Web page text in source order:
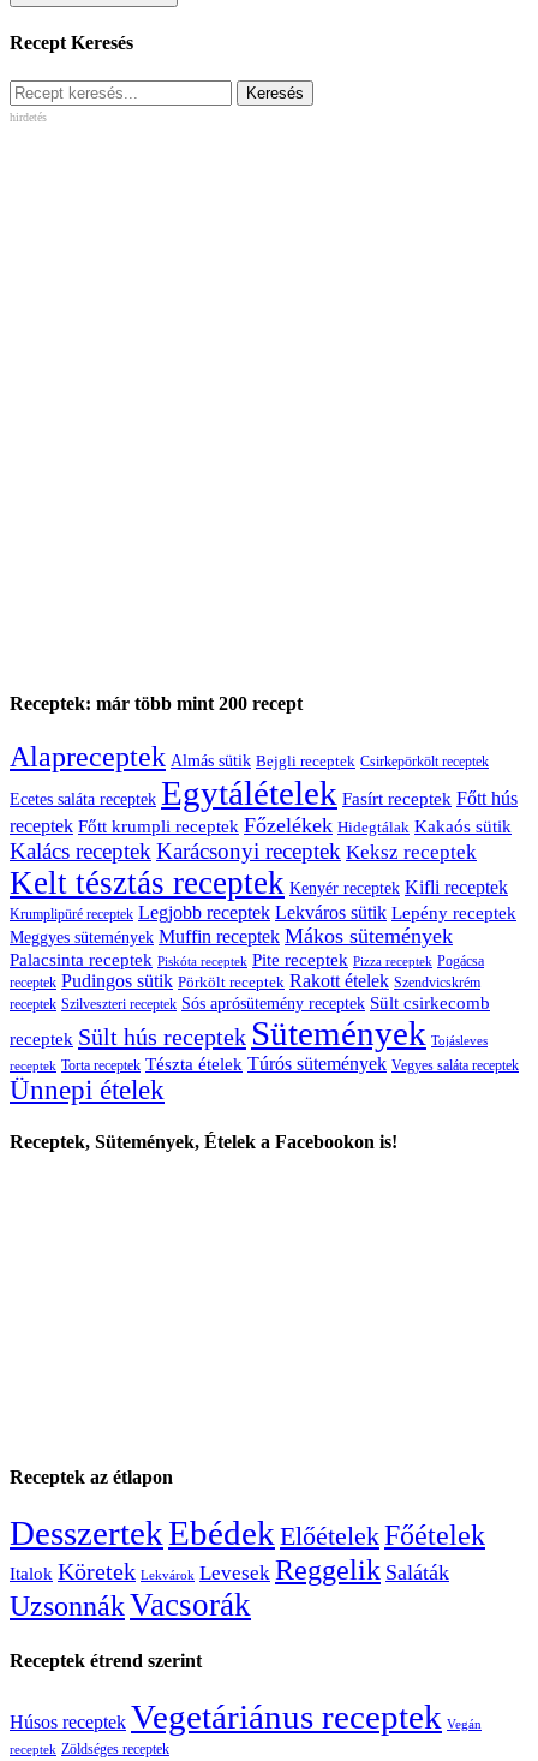
Recept Keresés
hirdetés
Receptek: már több mint 200 recept
Alapreceptek Almás sütik Bejgli receptek Csirkepörkölt receptek
Ecetes saláta receptek Egytálételek Fasírt receptek Főtt hús
receptek Főtt krumpli receptek Főzelékek Hidegtálak Kakaós sütik
Kalács receptekKarácsonyi receptek Keksz receptek
Kelt tésztás receptek Kenyér receptek Kifli receptek
Krumplipüré receptek Legjobb receptek Lekváros sütik Lepény receptek
Meggyes sütemények Muffin receptek Mákos sütemények
Palacsinta receptek Piskóta receptek Pite receptek Pizza receptek Pogácsa
receptek Pudingos sütik Pörkölt receptek Rakott ételek Szendvicskrém
receptek Szilveszteri receptek Sós aprósütemény receptek Sült csirkecomb
receptek Sült hús receptek Sütemények Tojásleves
receptek Torta receptek Tészta ételek Túrós sütemények Vegyes saláta receptek
Ünnepi ételek
Receptek, Sütemények, Ételek a Facebookon is!
Receptek az étlapon
DesszertekEbédek ElőételekFőételek
Italok Köretek Lekvárok Levesek Reggelik Saláták
UzsonnákVacsorák
Receptek étrend szerint
Húsos receptek Vegetáriánus receptek Vegán
receptek Zöldséges receptek